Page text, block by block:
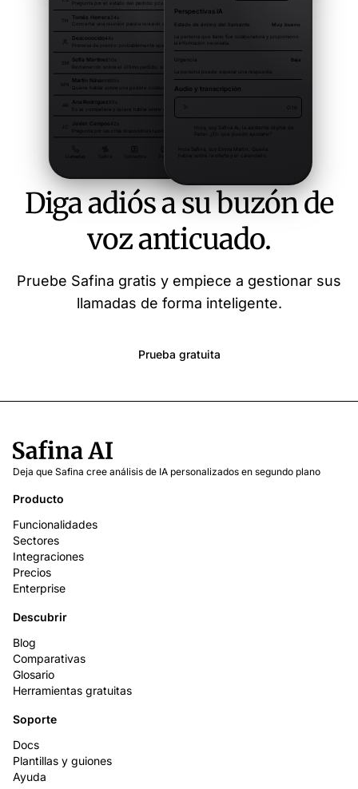
Diga adiós a su buzón de
voz anticuado.
Pruebe Safina gratis y empiece a gestionar sus
llamadas de forma inteligente.
Prueba gratuita
Deja que Safina cree análisis de IA personalizados en segundo plano
Producto
Funcionalidades
Sectores
Integraciones
Precios
Enterprise
Descubrir
Blog
Comparativas
Glosario
Herramientas gratuitas
Soporte
Docs
Plantillas y guiones
Ayuda